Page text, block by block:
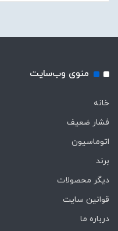
منوی وب‌سایت
خانه
فشار ضعیف
اتوماسیون
برند
دیگر محصولات
قوانین سایت
درباره ما